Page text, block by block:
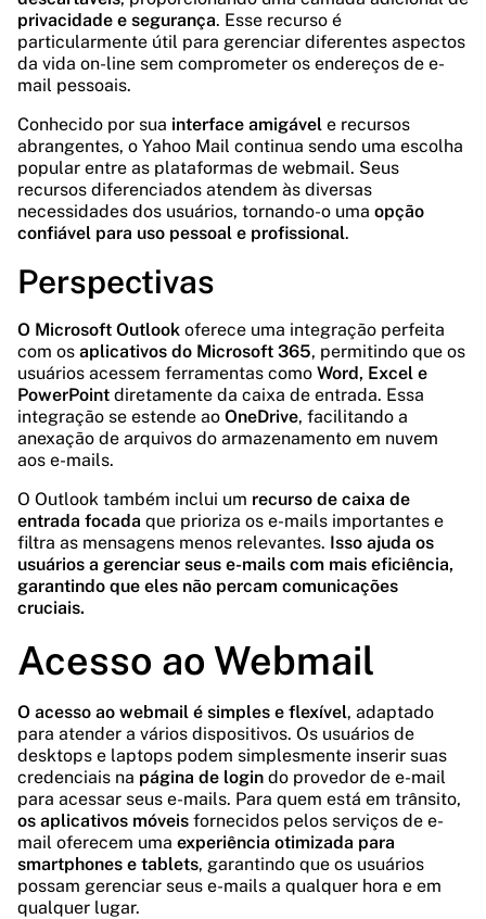
privacidade e segurança. Esse recurso é
particularmente útil para gerenciar diferentes aspectos
da vida on-line sem comprometer os endereços de e-
mail pessoais.
Conhecido por sua interface amigável e recursos
abrangentes, o Yahoo Mail continua sendo uma escolha
popular entre as plataformas de webmail. Seus
recursos diferenciados atendem às diversas
necessidades dos usuários, tornando-o uma opção
confiável para uso pessoal e profissional.
Perspectivas
O Microsoft Outlook oferece uma integração perfeita
com os aplicativos do Microsoft 365, permitindo que os
usuários acessem ferramentas como Word, Excel e
PowerPoint diretamente da caixa de entrada. Essa
integração se estende ao OneDrive, facilitando a
anexação de arquivos do armazenamento em nuvem
aos e-mails.
O Outlook também inclui um recurso de caixa de
entrada focada que prioriza os e-mails importantes e
filtra as mensagens menos relevantes. Isso ajuda os
usuários a gerenciar seus e-mails com mais eficiência,
garantindo que eles não percam comunicações
cruciais.
Acesso ao Webmail
O acesso ao webmail é simples e flexível, adaptado
para atender a vários dispositivos. Os usuários de
desktops e laptops podem simplesmente inserir suas
credenciais na página de login do provedor de e-mail
para acessar seus e-mails. Para quem está em trânsito,
os aplicativos móveis fornecidos pelos serviços de e-
mail oferecem uma experiência otimizada para
smartphones e tablets, garantindo que os usuários
possam gerenciar seus e-mails a qualquer hora e em
qualquer lugar.